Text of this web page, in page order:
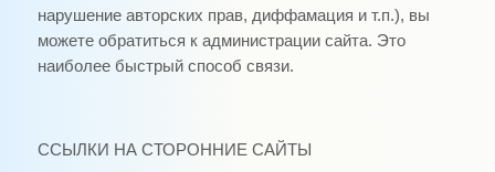
нарушение авторских прав, диффамация и т.п.), вы
можете обратиться к администрации сайта. Это
наиболее быстрый способ связи.
ССЫЛКИ НА СТОРОННИЕ САЙТЫ